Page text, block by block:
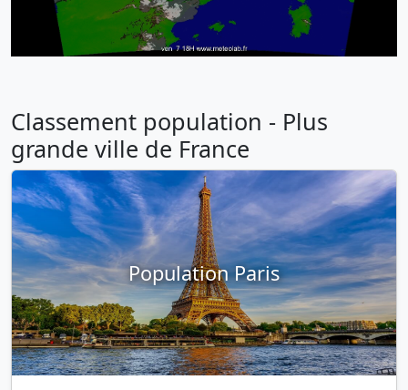
Classement population - Plus
grande ville de France
Population Paris